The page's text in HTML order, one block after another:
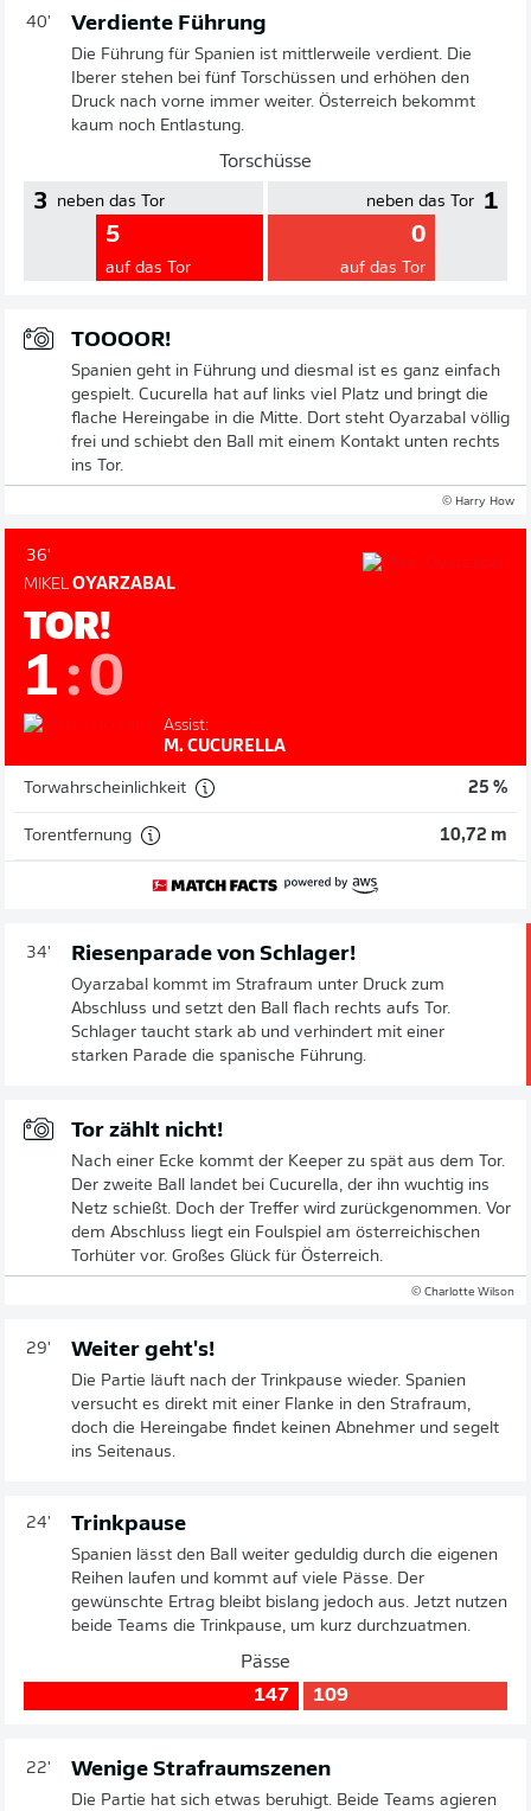
40' Verdiente Führung
Die Führung für Spanien ist mittlerweile verdient. Die
Iberer stehen bei fünf Torschüssen und erhöhen den
Druck nach vorne immer weiter. Österreich bekommt
kaum noch Entlastung.
Torschüsse
3 neben das Tor
5
auf das Tor
1
neben das Tor
0
auf das Tor
TOOOOR!
Spanien geht in Führung und diesmal ist es ganz einfach
gespielt. Cucurella hat auf links viel Platz und bringt die
flache Hereingabe in die Mitte. Dort steht Oyarzabal völlig
frei und schiebt den Ball mit einem Kontakt unten rechts
ins Tor.
© Harry How
36'
MIKEL OYARZABAL
TOR!
1:0
Assist:
M. CUCURELLA
Torwahrscheinlichkeit 25 %
Torentfernung 10,72 m
34' Riesenparade von Schlager!
Oyarzabal kommt im Strafraum unter Druck zum
Abschluss und setzt den Ball flach rechts aufs Tor.
Schlager taucht stark ab und verhindert mit einer
starken Parade die spanische Führung.
Tor zählt nicht!
Nach einer Ecke kommt der Keeper zu spät aus dem Tor.
Der zweite Ball landet bei Cucurella, der ihn wuchtig ins
Netz schießt. Doch der Treffer wird zurückgenommen. Vor
dem Abschluss liegt ein Foulspiel am österreichischen
Torhüter vor. Großes Glück für Österreich.
© Charlotte Wilson
29' Weiter geht's!
Die Partie läuft nach der Trinkpause wieder. Spanien
versucht es direkt mit einer Flanke in den Strafraum,
doch die Hereingabe findet keinen Abnehmer und segelt
ins Seitenaus.
24' Trinkpause
Spanien lässt den Ball weiter geduldig durch die eigenen
Reihen laufen und kommt auf viele Pässe. Der
gewünschte Ertrag bleibt bislang jedoch aus. Jetzt nutzen
beide Teams die Trinkpause, um kurz durchzuatmen.
Pässe
147
109
22' Wenige Strafraumszenen
Die Partie hat sich etwas beruhigt. Beide Teams agieren